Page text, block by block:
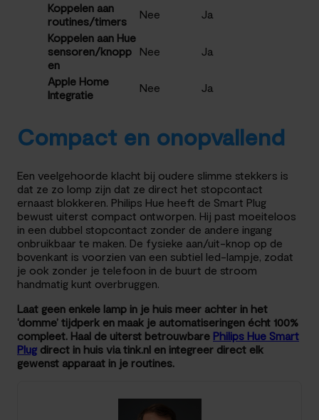
Koppelen aan
routines/timers
Nee
Ja
Koppelen aan Hue
sensoren/knopp
en
Nee Ja
Apple Home
Integratie
Nee Ja
Compact en onopvallend
Een veelgehoorde klacht bij oudere slimme stekkers is
dat ze zo lomp zijn dat ze direct het stopcontact
ernaast blokkeren. Philips Hue heeft de Smart Plug
bewust uiterst compact ontworpen. Hij past moeiteloos
in een dubbel stopcontact zonder de andere ingang
onbruikbaar te maken. De fysieke aan/uit-knop op de
bovenkant is voorzien van een subtiel led-lampje, zodat
je ook zonder je telefoon in de buurt de stroom
handmatig kunt overbruggen.
Laat geen enkele lamp in je huis meer achter in het
‘domme’ tijdperk en maak je automatiseringen écht 100%
compleet. Haal de uiterst betrouwbare Philips Hue Smart
Plug direct in huis via tink.nl en integreer direct elk
gewenst apparaat in je routines.